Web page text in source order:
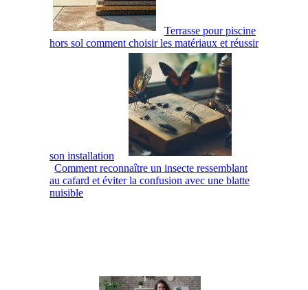
Terrasse pour piscine
hors sol comment choisir les matériaux et réussir
son installation
Comment reconnaître un insecte ressemblant
au cafard et éviter la confusion avec une blatte
nuisible